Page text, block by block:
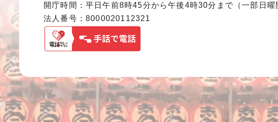
開庁時間：平日午前8時45分から午後4時30分まで（一部日曜
法人番号：8000020112321